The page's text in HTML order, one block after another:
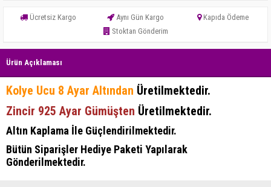
Ücretsiz Kargo Aynı Gün Kargo
Kapıda Ödeme
Stoktan Gönderim
Ürün Açıklaması
Kolye Ucu 8 Ayar Altından Üretilmektedir.
Zincir 925 Ayar Gümüşten Üretilmektedir.
Altın Kaplama İle Güçlendirilmektedir.
Bütün Siparişler Hediye Paketi Yapılarak
Gönderilmektedir.